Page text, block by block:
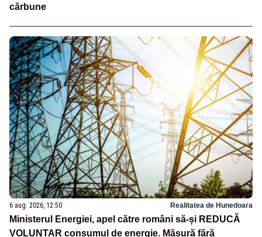
cărbune
6 aug. 2026, 12:50 Realitatea de Hunedoara
Ministerul Energiei, apel către români să-și REDUCĂ
VOLUNTAR consumul de energie. Măsură fără